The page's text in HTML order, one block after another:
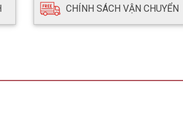
CHÍNH SÁCH VẬN CHUYỂN